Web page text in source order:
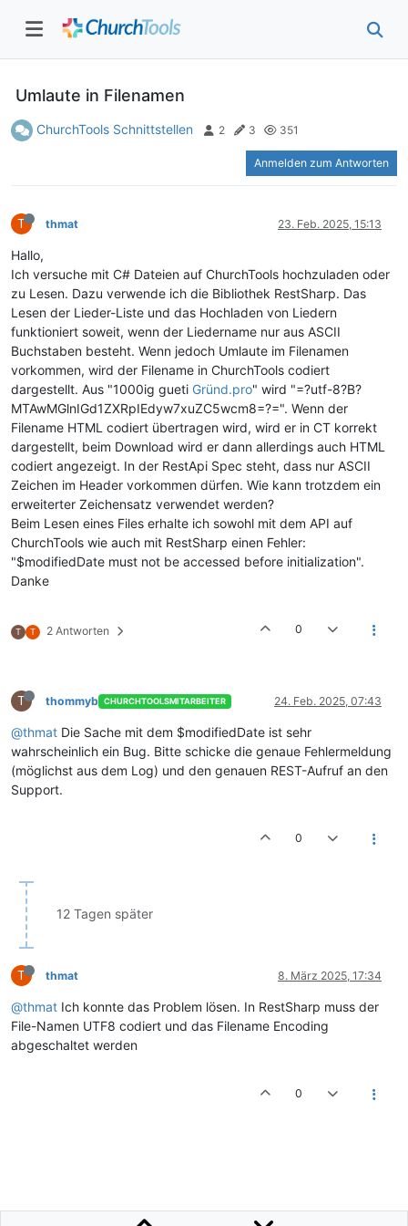
Umlaute in Filenamen
ChurchTools Schnittstellen 2 3 351
Anmelden zum Antworten
T thmat 23. Feb. 2025, 15:13
Hallo,
Ich versuche mit C# Dateien auf ChurchTools hochzuladen oder
zu Lesen. Dazu verwende ich die Bibliothek RestSharp. Das
Lesen der Lieder-Liste und das Hochladen von Liedern
funktioniert soweit, wenn der Liedername nur aus ASCII
Buchstaben besteht. Wenn jedoch Umlaute im Filenamen
vorkommen, wird der Filename in ChurchTools codiert
dargestellt. Aus "1000ig gueti Gründ.pro" wird "=?utf-8?B?
MTAwMGlnIGd1ZXRpIEdyw7xuZC5wcm8=?=". Wenn der
Filename HTML codiert übertragen wird, wird er in CT korrekt
dargestellt, beim Download wird er dann allerdings auch HTML
codiert angezeigt. In der RestApi Spec steht, dass nur ASCII
Zeichen im Header vorkommen dürfen. Wie kann trotzdem ein
erweiterter Zeichensatz verwendet werden?
Beim Lesen eines Files erhalte ich sowohl mit dem API auf
ChurchTools wie auch mit RestSharp einen Fehler:
"$modifiedDate must not be accessed before initialization".
Danke
T T 2 Antworten 0
T thommyb CHURCHTOOLSMITARBEITER 24. Feb. 2025, 07:43
@thmat Die Sache mit dem $modifiedDate ist sehr
wahrscheinlich ein Bug. Bitte schicke die genaue Fehlermeldung
(möglichst aus dem Log) und den genauen REST-Aufruf an den
Support.
0
12 Tagen später
T thmat 8. März 2025, 17:34
@thmat Ich konnte das Problem lösen. In RestSharp muss der
File-Namen UTF8 codiert und das Filename Encoding
abgeschaltet werden
0